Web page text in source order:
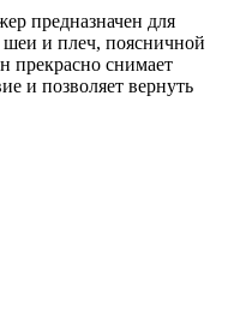
предназначен для
и плеч, поясничной
прекрасно снимает
и позволяет вернуть